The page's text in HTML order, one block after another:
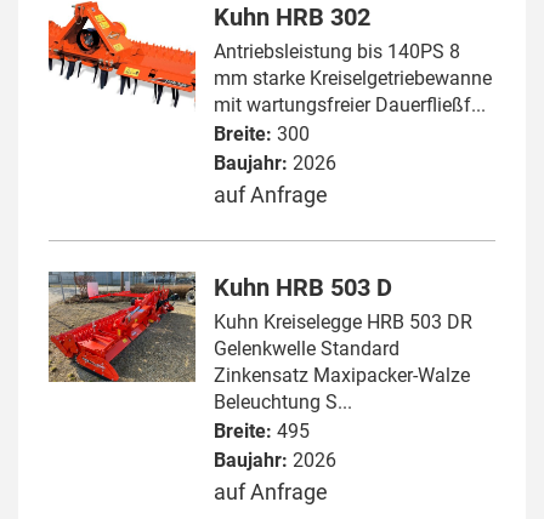
Kuhn HRB 302
Antriebsleistung bis 140PS 8
mm starke Kreiselgetriebewanne
mit wartungsfreier Dauerfließf...
Breite: 300
Baujahr: 2026
auf Anfrage
Kuhn HRB 503 D
Kuhn Kreiselegge HRB 503 DR
Gelenkwelle Standard
Zinkensatz Maxipacker-Walze
Beleuchtung S...
Breite: 495
Baujahr: 2026
auf Anfrage